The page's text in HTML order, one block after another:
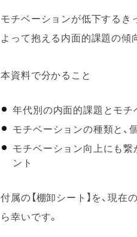
モチベーションが低下するき
よって抱える内面的課題の傾
本資料で分かること
年代別の内面的課題とモ
モチベーションの種類と、
モチベーション向上にも繋
ント
付属の【棚卸シート】を、現
ら幸いです。